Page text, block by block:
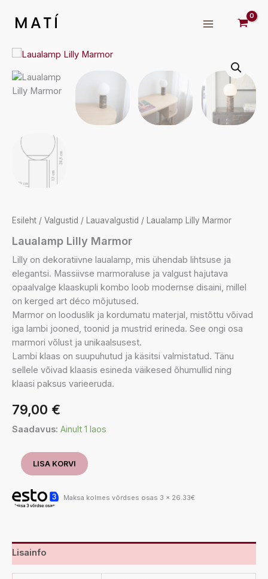
MATÍ
Esileht / Valgustid / Lauavalgustid / Laualamp Lilly Marmor
Laualamp Lilly Marmor
Lilly on dekoratiivne laualamp, mis ühendab lihtsuse ja
elegantsi. Massiivse marmoraluse ja valgust hajutava
opaalvalge klaaskupli kombo loob modernse disaini, millel
on kerged art déco mõjutused.
Marmor on looduslik ja kordumatu materjal, mistõttu võivad
iga lambi jooned, toonid ja mustrid erineda. See ongi osa
marmori võlust ja unikaalsusest.
Lambi klaas on suupuhutud ja käsitsi valmistatud. Tänu
sellele võivad klaasis esineda väikesed õhumullid ning
klaasi paksus varieeruda.
79,00 €
Saadavus: Ainult 1 laos
Laualamp
Lilly
kogus
LISA KORVI
Maksa kolmes võrdses osas 3 x 26.33€
Lisainfo